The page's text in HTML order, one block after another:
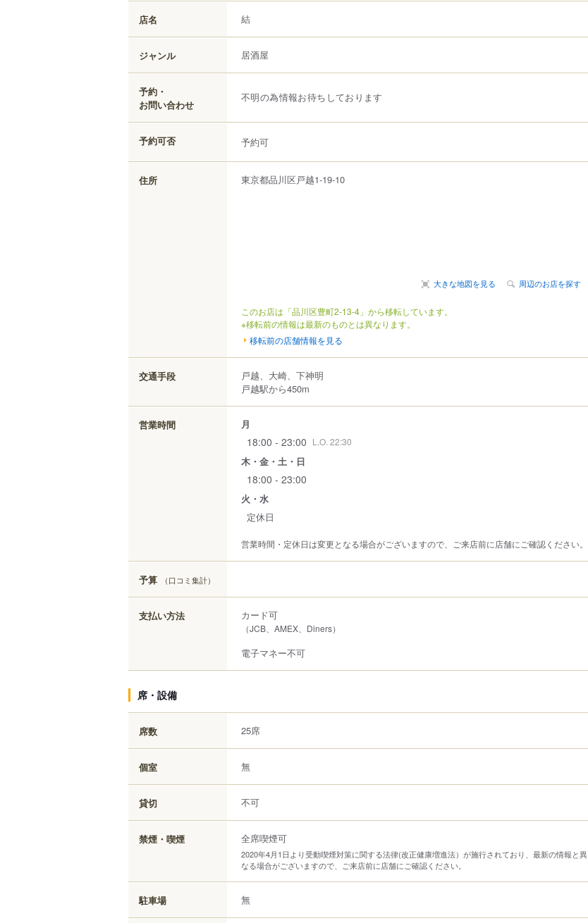
店名 結
ジャンル 居酒屋
予約・
お問い合わせ
不明の為情報お待ちしております
予約可否 予約可
住所 東京都品川区戸越1-19-10
大きな地図を見る 周辺のお店を探す
このお店は「品川区豊町2-13-4」から移転しています。
※移転前の情報は最新のものとは異なります。
移転前の店舗情報を見る
交通手段
戸越、大崎、下神明
戸越駅から450m
営業時間 月
18:00 - 23:00 L.O. 22:30
木・金・土・日
18:00 - 23:00
火・水
定休日
営業時間・定休日は変更となる場合がございますので、ご来店前に店舗にご確認ください。
予算 （口コミ集計）
支払い方法 カード可
（JCB、AMEX、Diners）
電子マネー不可
席・設備
席数 25席
個室 無
貸切 不可
禁煙・喫煙 全席喫煙可
2020年4月1日より受動喫煙対策に関する法律(改正健康増進法）が施行されており、最新の情報と異
なる場合がございますので、ご来店前に店舗にご確認ください。
駐車場 無